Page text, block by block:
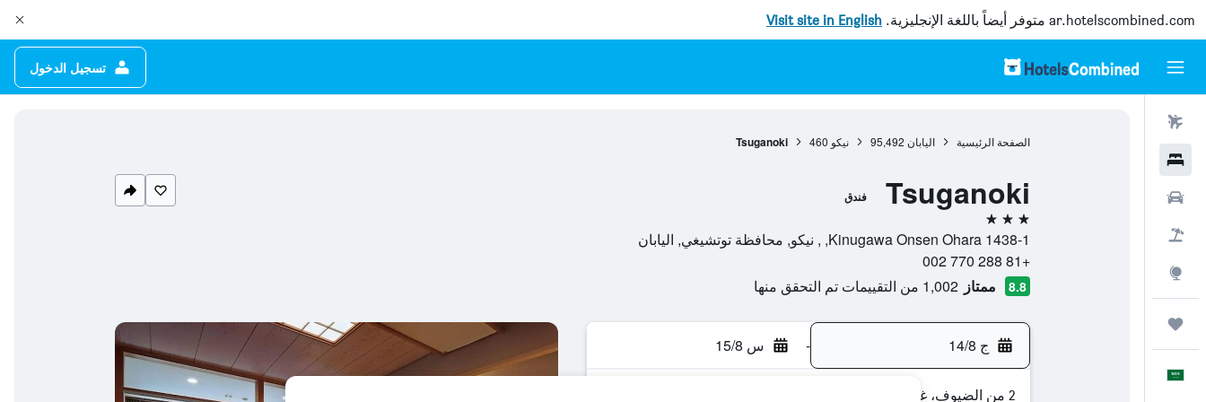
ar.hotelscombined.com متوفر أيضاً باللغة الإنجليزية. Visit site in English
تسجيل الدخول
الصفحة الرئيسية اليابان 95,492 نيكو 460
Tsuganoki
Tsuganoki فندق
3 نجوم
1438-1 Kinugawa Onsen Ohara, , نيكو, محافظة توتشيغي, اليابان
+81 288 770 002
8.8 ممتاز 1,002 من التقييمات تم التحقق منها
ج 14/8 - س 15/8
2 من الضيوف، غرفة واحدة